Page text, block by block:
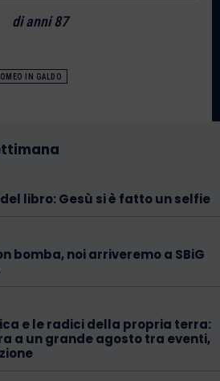
di anni 87
IN GALDO
libro: Gesù si è fatto un selfie
bomba, noi arriveremo a SBiG
e le radici della propria terra:
a un grande agosto tra eventi,